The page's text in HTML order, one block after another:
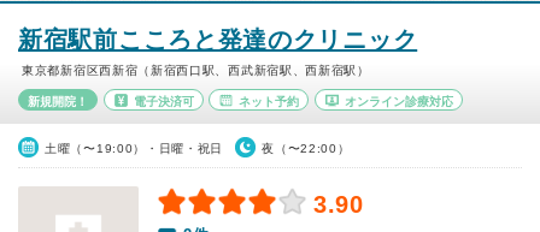
新宿駅前こころと発達のクリニック
東京都新宿区西新宿（新宿西口駅、西武新宿駅、西新宿駅）
新規開院！ 電子決済可 ネット予約 オンライン診療対応
土曜（〜19:00）・日曜・祝日 夜（〜22:00）
3.90